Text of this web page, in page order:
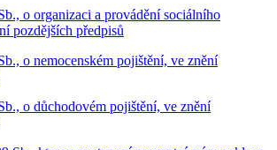
o organizaci a provádění sociálního
pozdějších předpisů
o nemocenském pojištění, ve znění
o důchodovém pojištění, ve znění